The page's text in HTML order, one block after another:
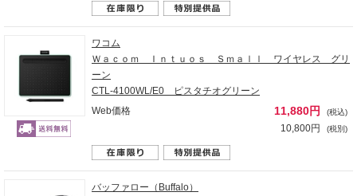
ワコム
Ｗａｃｏｍ Ｉｎｔｕｏｓ Ｓｍａｌｌ ワイヤレス グリ
ーン
CTL-4100WL/E0 ピスタチオグリーン
Web価格
11,880円 (税込)
10,800円 (税別)
バッファロー（Buffalo）